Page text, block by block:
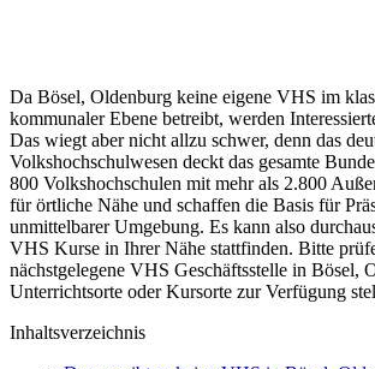
Da Bösel, Oldenburg keine eigene VHS im
kommunaler Ebene betreibt, werden
Das wiegt aber nicht allzu schwer, denn das
Volkshochschulwesen deckt das gesamte
800 Volkshochschulen mit mehr als 2.800
für örtliche Nähe und schaffen die Basis für
unmittelbarer Umgebung. Es kann also
VHS Kurse in Ihrer Nähe stattfinden. Bitte
nächstgelegene VHS Geschäftsstelle in Bösel,
Unterrichtsorte oder Kursorte zur Verfügung
Inhaltsverzeichnis